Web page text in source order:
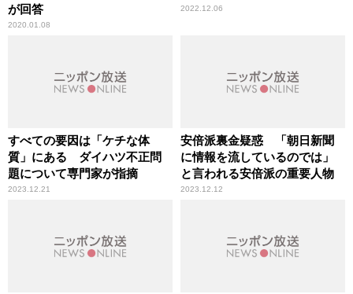
が回答
2020.01.08
2022.12.06
すべての要因は「ケチな体
質」にある ダイハツ不正問
題について専門家が指摘
2023.12.21
安倍派裏金疑惑 「朝日新聞
に情報を流しているのでは」
と言われる安倍派の重要人物
2023.12.12